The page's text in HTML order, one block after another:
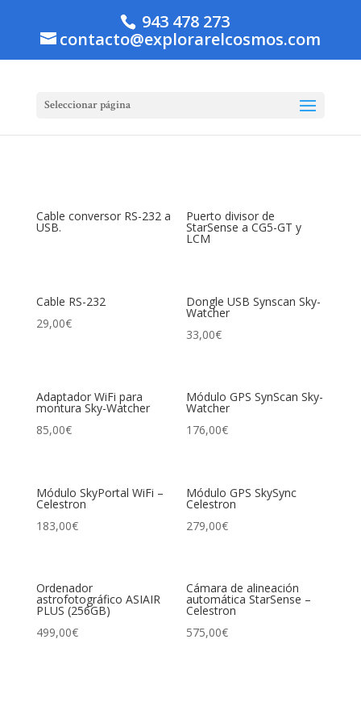
943 478 273
contacto@explorarelcosmos.com
Seleccionar página
Cable conversor RS-232 a
USB.
Puerto divisor de
StarSense a CG5-GT y
LCM
Cable RS-232
29,00€
Dongle USB Synscan Sky-
Watcher
33,00€
Adaptador WiFi para
montura Sky-Watcher
85,00€
Módulo GPS SynScan Sky-
Watcher
176,00€
Módulo SkyPortal WiFi –
Celestron
183,00€
Módulo GPS SkySync
Celestron
279,00€
Ordenador
astrofotográfico ASIAIR
PLUS (256GB)
499,00€
Cámara de alineación
automática StarSense –
Celestron
575,00€